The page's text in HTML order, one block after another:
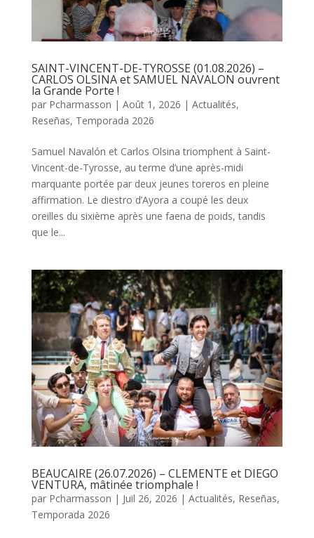
SAINT-VINCENT-DE-TYROSSE (01.08.2026) –
CARLOS OLSINA et SAMUEL NAVALON ouvrent
la Grande Porte !
par Pcharmasson | Août 1, 2026 | Actualités,
Reseñas, Temporada 2026
Samuel Navalón et Carlos Olsina triomphent à Saint-
Vincent-de-Tyrosse, au terme d’une après-midi
marquante portée par deux jeunes toreros en pleine
affirmation. Le diestro d’Ayora a coupé les deux
oreilles du sixième après une faena de poids, tandis
que le...
BEAUCAIRE (26.07.2026) – CLEMENTE et DIEGO
VENTURA, mâtinée triomphale !
par Pcharmasson | Juil 26, 2026 | Actualités, Reseñas,
Temporada 2026